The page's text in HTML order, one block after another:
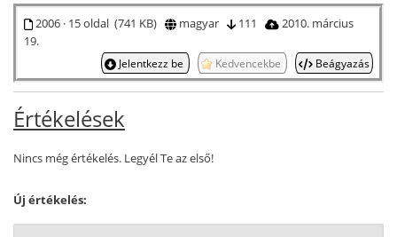
2006 · 15 oldal (741 KB) magyar 111
2010. március
19.
Jelentkezz be Kedvencekbe Beágyazás
Értékelések
Nincs még értékelés. Legyél Te az első!
Új értékelés: